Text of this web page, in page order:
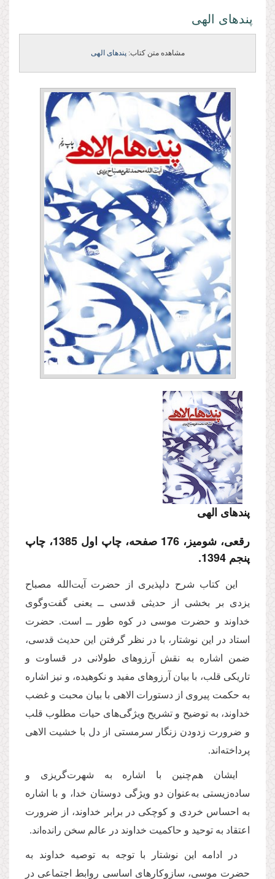
پندهای الهی
مشاهده متن کتاب:پندهای الهی
پندهای الهی
رقعی، شومیز، 176 صفحه، چاپ اول 1385، چاپ
پنجم 1394.
این كتاب شرح دلپذیری از حضرت آیت‌الله مصباح
یزدی بر بخشی از حدیثی قدسی ــ یعنی گفت‌وگوی
خداوند و حضرت موسی در كوه طور ــ است. حضرت
استاد در این نوشتار، با در نظر گرفتن این حدیث قدسی،
ضمن اشاره به نقش آرزوهای طولانی در قساوت و
تاریكی قلب، با بیان آرزوهای مفید و نكوهیده، و نیز اشاره
به حكمت پیروی از دستورات الاهی با بیان محبت و غضب
خداوند، به توضیح و تشریح ویژگی‌های حیات مطلوب قلب
و ضرورت زدودن زنگار سرمستی از دل با خشیت الاهی
پرداخته‌اند.
ایشان هم‌چنین با اشاره به شهرت‌گریزی و
ساده‌زیستی به‌عنوان دو ویژگی دوستان خدا، و با اشاره
به احساس خردی و كوچكی در برابر خداوند، از ضرورت
اعتقاد به توحید و حاكمیت خداوند در عالم سخن رانده‌اند.
در ادامه این نوشتار با توجه به توصیه خداوند به
حضرت موسی، سازوكارهای اساسی روابط اجتماعی در